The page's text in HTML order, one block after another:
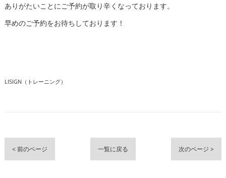
ありがたいことにご予約が取り辛くなっております。
早めのご予約をお待ちしております！
LISIGN（トレーニング）
< 前のページ 一覧に戻る 次のページ >